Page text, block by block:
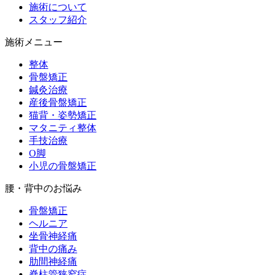
施術について
スタッフ紹介
施術メニュー
整体
骨盤矯正
鍼灸治療
産後骨盤矯正
猫背・姿勢矯正
マタニティ整体
手技治療
O脚
小児の骨盤矯正
腰・背中のお悩み
骨盤矯正
ヘルニア
坐骨神経痛
背中の痛み
肋間神経痛